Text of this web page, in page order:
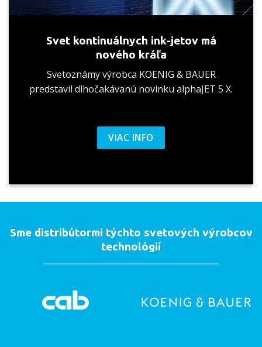
Svet kontinuálnych ink-jetov má
nového kráľa
Svetoznámy výrobca KOENIG & BAUER
predstavil dlhočakávanú novinku alphaJET 5 X.
VIAC INFO
Sme distribútormi týchto svetových výrobcov
technológií